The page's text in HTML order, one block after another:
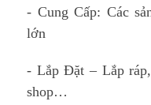
- Cung Cấp: Các
lớn
- Lắp Đặt – Lắp
shop…